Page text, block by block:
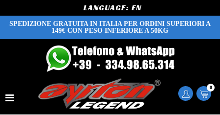
LANGUAGE:
SPEDIZIONE GRATUITA IN ITALIA PER ORDINI SUPERIORI A
149€ CON PESO INFERIORE A 50KG
0